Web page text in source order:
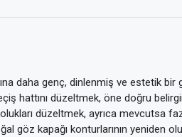
daha genç, dinlenmiş ve estetik
hattını düzeltmek, öne doğru
düzeltmek, ayrıca mevcutsa
göz kapağı konturlarının